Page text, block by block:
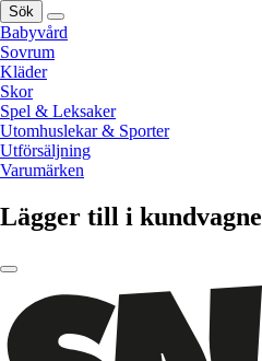
Sök
Babyvård
Sovrum
Kläder
Skor
Spel & Leksaker
Utomhuslekar & Sporter
Utförsäljning
Varumärken
Lägger till i